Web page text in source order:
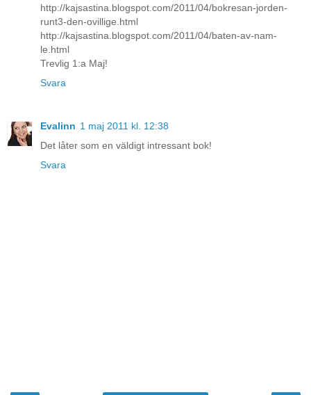
http://kajsastina.blogspot.com/2011/04/bokresan-jorden-
runt3-den-ovillige.html
http://kajsastina.blogspot.com/2011/04/baten-av-nam-
le.html
Trevlig 1:a Maj!
Svara
Evalinn 1 maj 2011 kl. 12:38
Det låter som en väldigt intressant bok!
Svara